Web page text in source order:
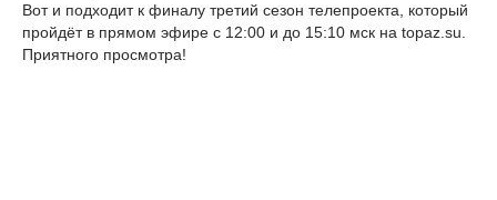
Вот и подходит к финалу третий сезон телепроекта, который
пройдёт в прямом эфире с 12:00 и до 15:10 мск на topaz.su.
Приятного просмотра!